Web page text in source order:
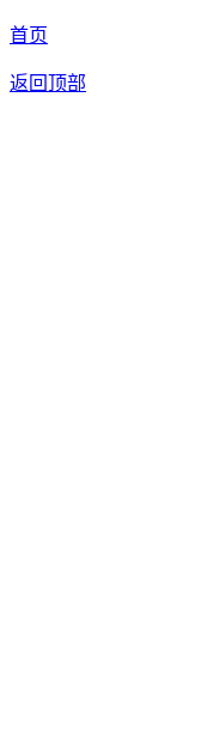
首页
返回顶部